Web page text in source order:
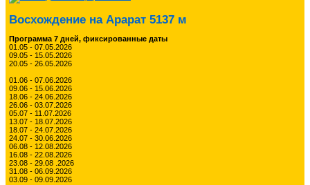
Восхождение на Арарат 5137 м
Программа 7 дней, фиксированные даты
01.05 - 07.05.2026
09.05 - 15.05.2026
20.05 - 26.05.2026
01.06 - 07.06.2026
09.06 - 15.06.2026
18.06 - 24.06.2026
26.06 - 03.07.2026
05.07 - 11.07.2026
13.07 - 18.07.2026
18.07 - 24.07.2026
24.07 - 30.06.2026
06.08 - 12.08.2026
16.08 - 22.08.2026
23.08 - 29.08 .2026
31.08 - 06.09.2026
03.09 - 09.09.2026